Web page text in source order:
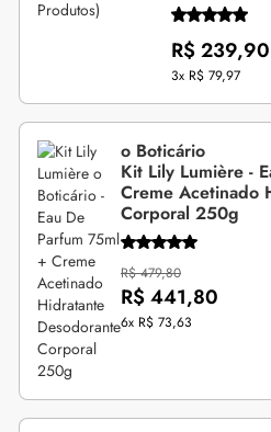
R$ 239,90
3x R$ 79,97
o Boticário
Kit Lily Lumière -
Creme Acetinado
Corporal 250g
R$ 479,80
R$ 441,80
6x R$ 73,63